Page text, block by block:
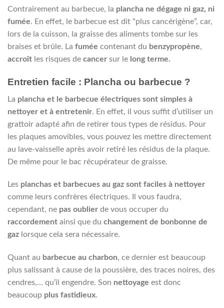
Contrairement au barbecue, la plancha ne dégage ni gaz, ni
fumée. En effet, le barbecue est dit “plus cancérigène”, car,
lors de la cuisson, la graisse des aliments tombe sur les
braises et brûle. La fumée contenant du benzypropène,
accroît les risques de cancer sur le long terme.
Entretien facile : Plancha ou barbecue ?
La plancha et le barbecue électriques sont simples à
nettoyer et à entretenir. En effet, il vous suffit d’utiliser un
grattoir adapté afin de retirer tous types de résidus. Pour
les plaques amovibles, vous pouvez les mettre directement
au lave-vaisselle après avoir retiré les résidus de la plaque.
De même pour le bac récupérateur de graisse.
Les planchas et barbecues au gaz sont faciles à nettoyer
comme leurs confrères électriques. Il vous faudra,
cependant, ne pas oublier de vous occuper du
raccordement ainsi que du changement de bonbonne de
gaz lorsque cela sera nécessaire.
Quant au barbecue au charbon, ce dernier est beaucoup
plus salissant à cause de la poussière, des traces noires, des
cendres,… qu’il engendre. Son nettoyage est donc
beaucoup plus fastidieux.